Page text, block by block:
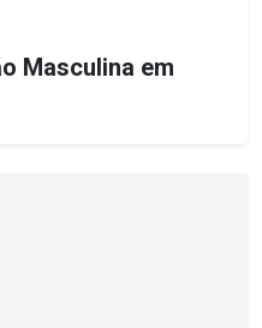
Masculina em